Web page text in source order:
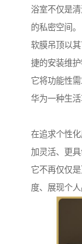
浴室不仅是
的私密空间。
软膜吊顶以
捷的安装维
它将功能性
华为一种生活
在追求个性
加灵活、更具
它不再仅仅
度、展现个人